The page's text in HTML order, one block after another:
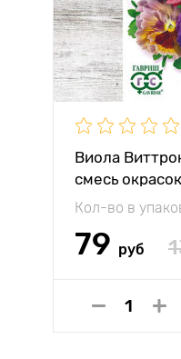
Виола
смесь
Кол-во в
79 руб